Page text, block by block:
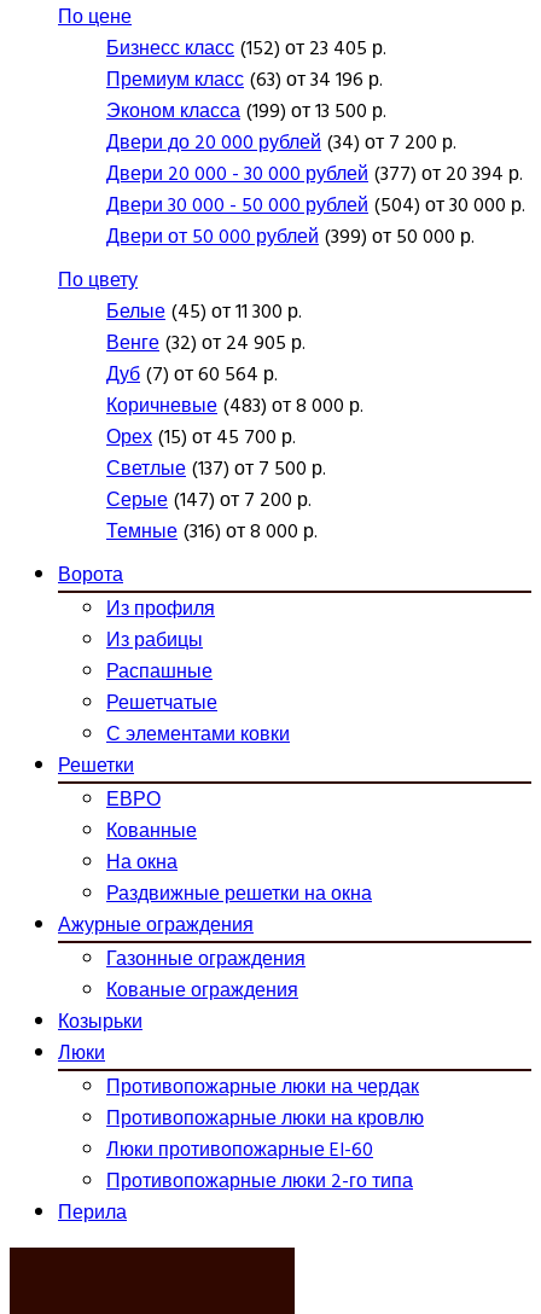
По цене
Бизнесс класс(152) от 23 405 р.
Премиум класс(63) от 34 196 р.
Эконом класса(199) от 13 500 р.
Двери до 20 000 рублей(34) от 7 200 р.
Двери 20 000 - 30 000 рублей(377) от 20 394 р.
Двери 30 000 - 50 000 рублей(504) от 30 000 р.
Двери от 50 000 рублей(399) от 50 000 р.
По цвету
Белые(45) от 11 300 р.
Венге(32) от 24 905 р.
Дуб(7) от 60 564 р.
Коричневые(483) от 8 000 р.
Орех(15) от 45 700 р.
Светлые(137) от 7 500 р.
Серые(147) от 7 200 р.
Темные(316) от 8 000 р.
Ворота
Из профиля
Из рабицы
Распашные
Решетчатые
С элементами ковки
Решетки
ЕВРО
Кованные
На окна
Раздвижные решетки на окна
Ажурные ограждения
Газонные ограждения
Кованые ограждения
Козырьки
Люки
Противопожарные люки на чердак
Противопожарные люки на кровлю
Люки противопожарные EI-60
Противопожарные люки 2-го типа
Перила